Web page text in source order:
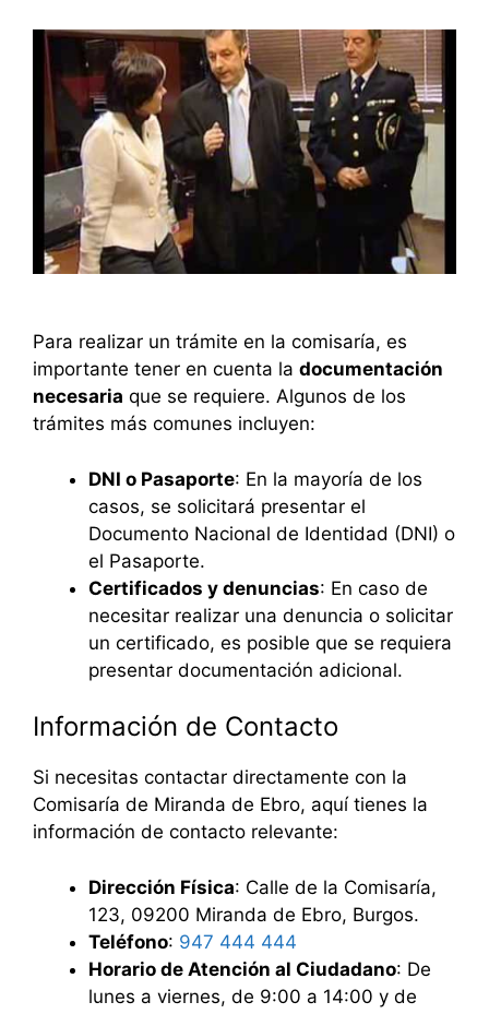
Para realizar un trámite en la comisaría, es
importante tener en cuenta la documentación
necesaria que se requiere. Algunos de los
trámites más comunes incluyen:
DNI o Pasaporte: En la mayoría de los
casos, se solicitará presentar el
Documento Nacional de Identidad (DNI) o
el Pasaporte.
Certificados y denuncias: En caso de
necesitar realizar una denuncia o solicitar
un certificado, es posible que se requiera
presentar documentación adicional.
Información de Contacto
Si necesitas contactar directamente con la
Comisaría de Miranda de Ebro, aquí tienes la
información de contacto relevante:
Dirección Física: Calle de la Comisaría,
123, 09200 Miranda de Ebro, Burgos.
Teléfono: 947 444 444
Horario de Atención al Ciudadano: De
lunes a viernes, de 9:00 a 14:00 y de